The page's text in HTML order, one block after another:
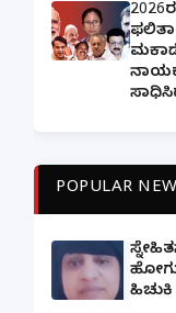
POPULAR